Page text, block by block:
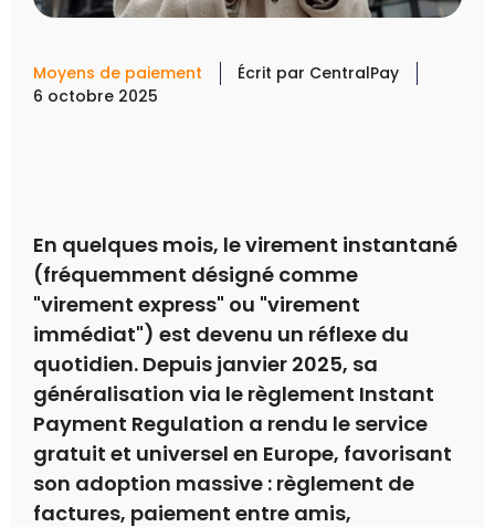
Moyens de paiement Écrit par CentralPay
6 octobre 2025
En quelques mois, le virement instantané
(fréquemment désigné comme
"virement express" ou "virement
immédiat") est devenu un réflexe du
quotidien. Depuis janvier 2025, sa
généralisation via le règlement Instant
Payment Regulation a rendu le service
gratuit et universel en Europe, favorisant
son adoption massive : règlement de
factures, paiement entre amis,